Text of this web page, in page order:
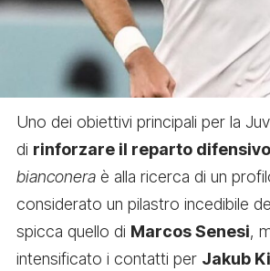
Uno dei obiettivi principali per la
di rinforzare il reparto difensivo
bianconera è alla ricerca di un
considerato un pilastro incedibile
spicca quello di Marcos Senesi,
intensificato i contatti per Jakub